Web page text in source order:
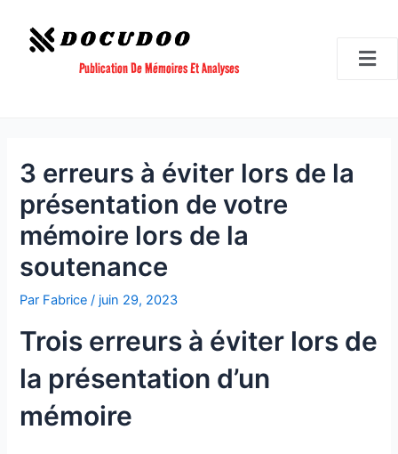
contenu
Publication De Mémoires Et Analyses
3 erreurs à éviter lors de la
présentation de votre
mémoire lors de la
soutenance
Par Fabrice/ juin 29, 2023
Trois erreurs à éviter lors de
la présentation d’un
mémoire
articles